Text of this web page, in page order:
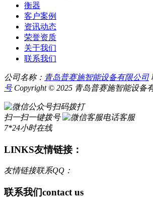
衡器
客户案例
资讯动态
荣誉资质
关于我们
联系我们
公司名称： 青岛普赛施智能设备有限公司
号 Copyright © 2025 青岛普赛施智能设备
扫码拨打
扫一扫一键拨号
电话客服
7*24小时在线
LINKS友情链接：
友情链接联系QQ：
联系我们contact us